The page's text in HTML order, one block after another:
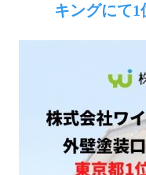
キングにて